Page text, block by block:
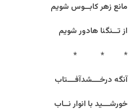
مانع زهر کابــوس شویم
از تــنگنا هادور شویم
*
*
*
آنگه درخـــشدآفـــتاب
خورشـــید با انوار نــاب